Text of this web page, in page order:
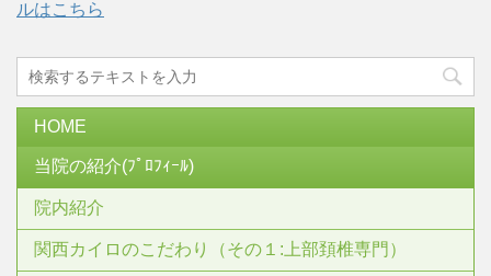
ルはこちら
HOME
当院の紹介(ﾌﾟﾛﾌｨｰﾙ)
院内紹介
関西カイロのこだわり（その１:上部頚椎専門）